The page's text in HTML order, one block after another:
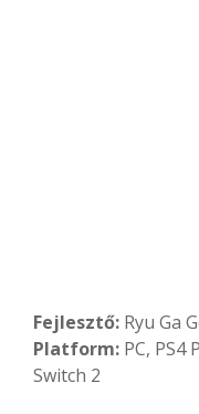
Fejlesztő: Ryu Ga
Platform: PC, PS4
Switch 2